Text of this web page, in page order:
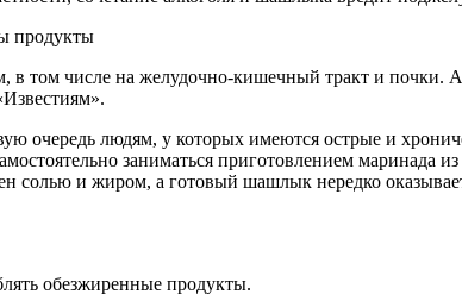
продукты
в том числе на желудочно-кишечный тракт и
очередь людям, у которых имеются острые и
заниматься приготовлением маринада
и жиром, а готовый шашлык нередко
обезжиренные продукты.